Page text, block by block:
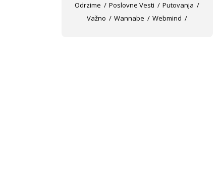
Odrzime
Poslovne Vesti
Putovanja
Važno
Wannabe Webmind